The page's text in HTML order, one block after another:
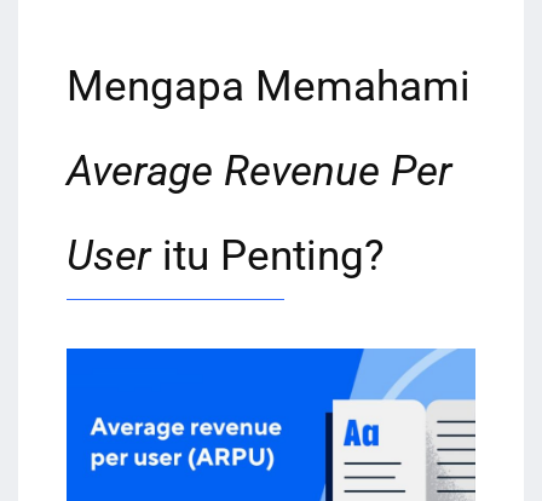
Mengapa Memahami
Average Revenue Per
Useritu Penting?